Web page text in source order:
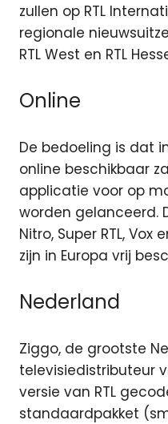
zullen op RTL
regionale
RTL West en RTL
Online
De bedoeling is dat
online beschikbaar
applicatie voor op
worden gelanceerd.
Nitro, Super RTL,
zijn in Europa vrij
Nederland
Ziggo, de grootste
televisiedistributeur
versie van RTL
standaardpakket